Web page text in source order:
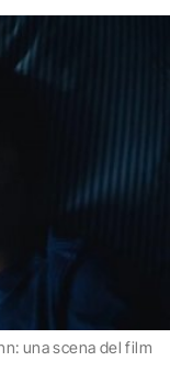
una scena del film